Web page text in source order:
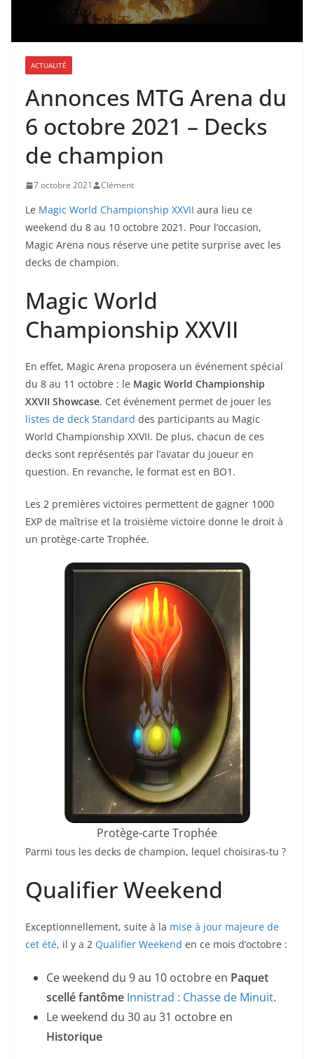
ACTUALITÉ
Annonces MTG Arena du
6 octobre 2021 – Decks
de champion
7 octobre 2021 Clément
Le Magic World Championship XXVII aura lieu ce
weekend du 8 au 10 octobre 2021. Pour l’occasion,
Magic Arena nous réserve une petite surprise avec les
decks de champion.
Magic World
Championship XXVII
En effet, Magic Arena proposera un événement spécial
du 8 au 11 octobre : le Magic World Championship
XXVII Showcase. Cet événement permet de jouer les
listes de deck Standard des participants au Magic
World Championship XXVII. De plus, chacun de ces
decks sont représentés par l’avatar du joueur en
question. En revanche, le format est en BO1.
Les 2 premières victoires permettent de gagner 1000
EXP de maîtrise et la troisième victoire donne le droit à
un protège-carte Trophée.
Protège-carte Trophée
Parmi tous les decks de champion, lequel choisiras-tu ?
Qualifier Weekend
Exceptionnellement, suite à la mise à jour majeure de
cet été, il y a 2 Qualifier Weekend en ce mois d’octobre :
Ce weekend du 9 au 10 octobre en Paquet
scellé fantôme Innistrad : Chasse de Minuit.
Le weekend du 30 au 31 octobre en
Historique